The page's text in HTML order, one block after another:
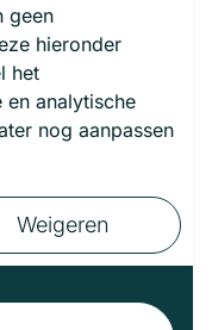
geen
hieronder
het
analytische
nog aanpassen
Weigeren